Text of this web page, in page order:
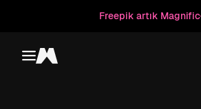
Freepik artık Magnific
Toggle menu
Magnific